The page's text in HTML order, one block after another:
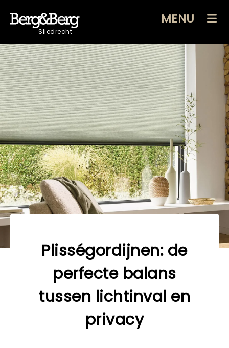
Sliedrecht
MENU
Plisségordijnen: de
perfecte balans
tussen lichtinval en
privacy